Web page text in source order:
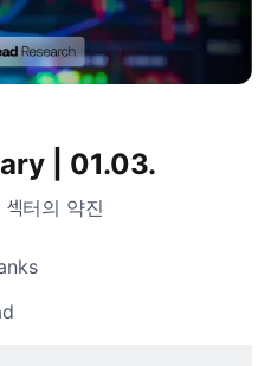
| 01.03.
터의 약진